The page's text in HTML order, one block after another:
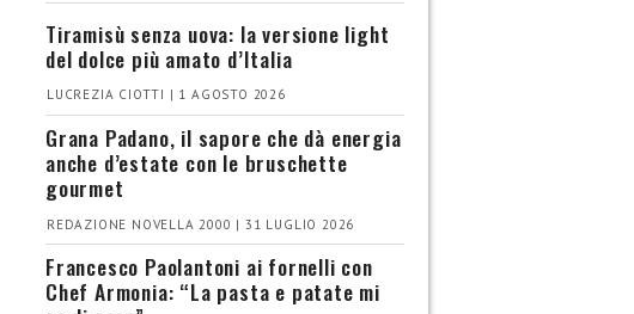
Tiramisù senza uova: la versione light
del dolce più amato d’Italia
LUCREZIA CIOTTI | 1 AGOSTO 2026
Grana Padano, il sapore che dà energia
anche d’estate con le bruschette
gourmet
REDAZIONE NOVELLA 2000 | 31 LUGLIO 2026
Francesco Paolantoni ai fornelli con
Chef Armonia: “La pasta e patate mi